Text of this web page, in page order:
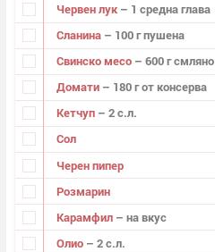
Червен лук – 1 средна глава
Сланина – 100 г пушена
Свинско месо – 600 г смляно
Домати – 180 г от консерва
Кетчуп – 2 с.л.
Сол
Черен пипер
Розмарин
Карамфил – на вкус
Олио – 2 с.л.